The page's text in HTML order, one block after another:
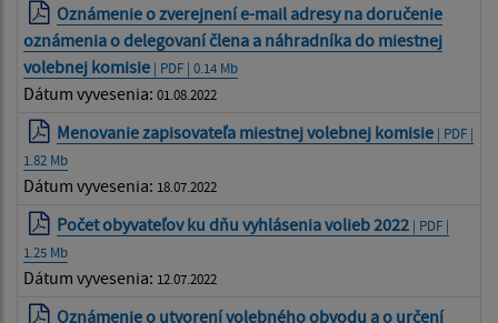
Oznámenie o zverejnení e-mail adresy na doručenie
oznámenia o delegovaní člena a náhradníka do miestnej
volebnej komisie | PDF | 0.14 Mb
Dátum vyvesenia: 01.08.2022
Menovanie zapisovateľa miestnej volebnej komisie | PDF |
1.82 Mb
Dátum vyvesenia: 18.07.2022
Počet obyvateľov ku dňu vyhlásenia volieb 2022 | PDF |
1.25 Mb
Dátum vyvesenia: 12.07.2022
Oznámenie o utvorení volebného obvodu a o určení